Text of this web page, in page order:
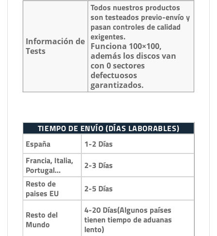
Información de
Tests
Todos nuestros productos
son testeados previo-envío y
pasan controles de calidad
exigentes.
Funciona 100×100,
además los discos van
con 0 sectores
defectuosos
garantizados.
TIEMPO DE ENVÍO (DÍAS LABORABLES)
España
1-2 Días
Francia, Italia,
Portugal…
2-3 Días
Resto de
paises EU
2-5 Días
Resto del
Mundo
4-20 Días(Algunos países
tienen tiempo de aduanas
lento)